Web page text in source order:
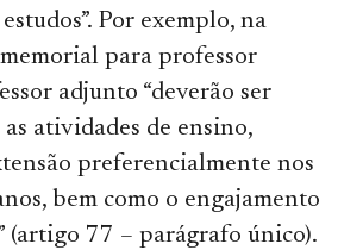
Por exemplo, na
para professor
adjunto “deverão ser
as atividades de ensino,
preferencialmente nos
bem como o engajamento
(artigo 77 – parágrafo único).